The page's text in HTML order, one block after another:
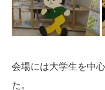
会場には大学生を中
た。